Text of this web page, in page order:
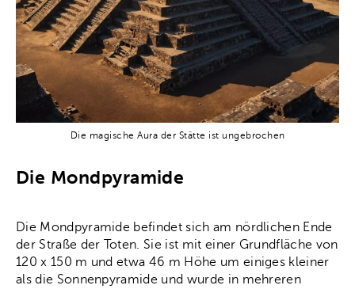
Die magische Aura der Stätte ist ungebrochen
Die Mondpyramide
Die Mondpyramide befindet sich am nördlichen Ende
der Straße der Toten. Sie ist mit einer Grundfläche von
120 x 150 m und etwa 46 m Höhe um einiges kleiner
als die Sonnenpyramide und wurde in mehreren